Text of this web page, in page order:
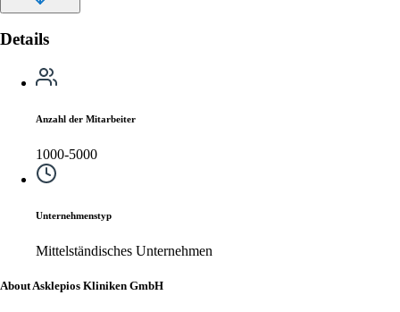
Details
Anzahl der Mitarbeiter
1000-5000
Unternehmenstyp
Mittelständisches Unternehmen
About Asklepios Kliniken GmbH